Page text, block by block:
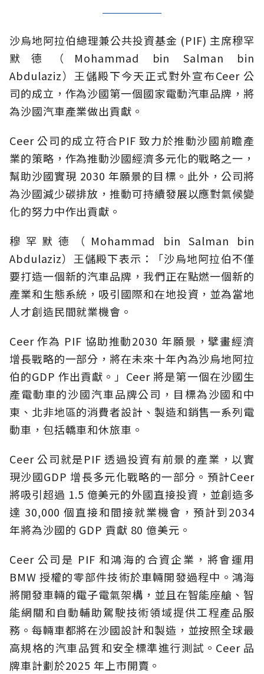
沙烏地阿拉伯總理兼公共投資基金 (PIF) 主席穆罕
默德（Mohammad bin Salman bin
Abdulaziz）王儲殿下今天正式對外宣布Ceer 公
司的成立，作為沙國第一個國家電動汽車品牌，將
為沙國汽車產業做出貢獻。
Ceer 公司的成立符合PIF 致力於推動沙國前瞻產
業的策略，作為推動沙國經濟多元化的戰略之一，
幫助沙國實現 2030 年願景的目標。此外，公司將
為沙國減少碳排放，推動可持續發展以應對氣候變
化的努力中作出貢獻。
穆罕默德（Mohammad bin Salman bin
Abdulaziz）王儲殿下表示：「沙烏地阿拉伯不僅
要打造一個新的汽車品牌，我們正在點燃一個新的
產業和生態系統，吸引國際和在地投資，並為當地
人才創造民間就業機會。
Ceer 作為 PIF 協助推動2030 年願景，擘畫經濟
增長戰略的一部分，將在未來十年內為沙烏地阿拉
伯的GDP 作出貢獻。」Ceer 將是第一個在沙國生
產電動車的沙國汽車品牌公司，目標為沙國和中
東、北非地區的消費者設計、製造和銷售一系列電
動車，包括轎車和休旅車。
Ceer 公司就是PIF 透過投資有前景的產業，以實
現沙國GDP 增長多元化戰略的一部分。預計Ceer
將吸引超過 1.5 億美元的外國直接投資，並創造多
達 30,000 個直接和間接就業機會，預計到2034
年將為沙國的 GDP 貢獻 80 億美元。
Ceer 公司是 PIF 和鴻海的合資企業，將會運用
BMW 授權的零部件技術於車輛開發過程中。鴻海
將開發車輛的電子電氣架構，並且在智能座艙、智
能網關和自動輔助駕駛技術領域提供工程產品服
務。每輛車都將在沙國設計和製造，並按照全球最
高規格的汽車品質和安全標準進行測試。Ceer 品
牌車計劃於2025 年上市開賣。